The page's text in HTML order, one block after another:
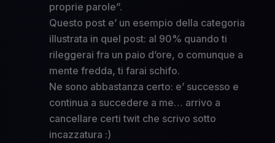
proprie parole”.
Questo post e’ un esempio della categoria
illustrata in quel post: al 90% quando ti
rileggerai fra un paio d’ore, o comunque a
mente fredda, ti farai schifo.
Ne sono abbastanza certo: e’ successo e
continua a succedere a me… arrivo a
cancellare certi twit che scrivo sotto
incazzatura :)